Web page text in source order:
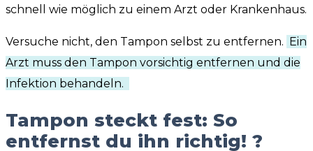
schnell wie möglich zu einem Arzt oder Krankenhaus.
Versuche nicht, den Tampon selbst zu entfernen.
Ein
Arzt muss den Tampon vorsichtig entfernen und die
Infektion behandeln.
Tampon steckt fest: So
entfernst du ihn richtig! ?